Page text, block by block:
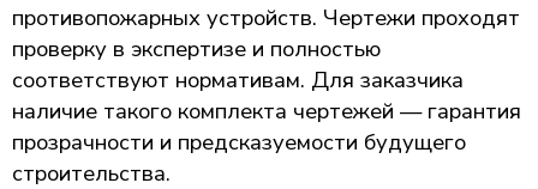
противопожарных устройств. Чертежи проходят
проверку в экспертизе и полностью
соответствуют нормативам. Для заказчика
наличие такого комплекта чертежей — гарантия
прозрачности и предсказуемости будущего
строительства.